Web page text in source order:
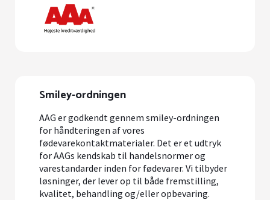
Smiley-ordningen
AAG er godkendt gennem smiley-ordningen
for håndteringen af vores
fødevarekontaktmaterialer. Det er et udtryk
for AAGs kendskab til handelsnormer og
varestandarder inden for fødevarer. Vi tilbyder
løsninger, der lever op til både fremstilling,
kvalitet, behandling og/eller opbevaring.